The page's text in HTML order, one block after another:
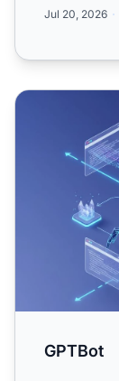
Jul 20, 2026
GPTBot
GPTBot